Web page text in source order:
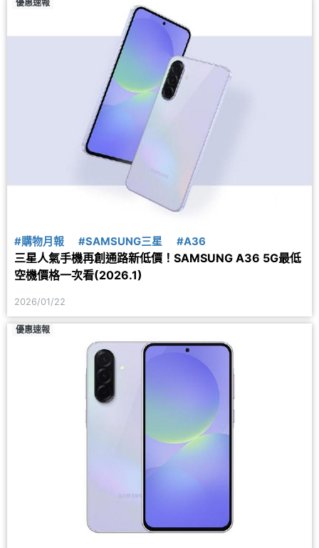
優惠速報
#購物月報 #SAMSUNG三星 #A36
三星人氣手機再創通路新低價！SAMSUNG A36 5G最低
空機價格一次看(2026.1)
2026/01/22
優惠速報